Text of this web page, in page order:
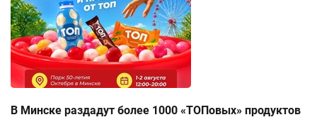
В Минске раздадут более 1000 «ТОПовых» продуктов